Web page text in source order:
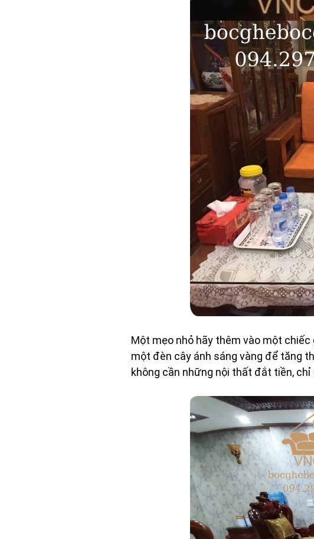
Một mẹo nhỏ hãy thêm vào một
một đèn cây ánh sáng vàng để tăng
không cần những nội thất đắt tiền,